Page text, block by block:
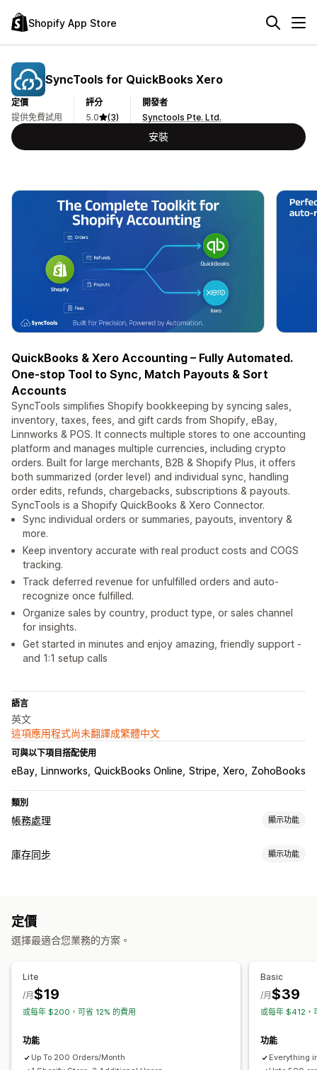
Shopify App Store
SyncTools for QuickBooks Xero
定價
提供免費試用
評分
5.0
(3)
開發者
Synctools Pte. Ltd.
安裝
QuickBooks & Xero Accounting – Fully Automated.
One-stop Tool to Sync, Match Payouts & Sort
Accounts
SyncTools simplifies Shopify bookkeeping by syncing sales,
inventory, taxes, fees, and gift cards from Shopify, eBay,
Linnworks & POS. It connects multiple stores to one accounting
platform and manages multiple currencies, including crypto
orders. Built for large merchants, B2B & Shopify Plus, it offers
both summarized (order level) and individual sync, handling
order edits, refunds, chargebacks, subscriptions & payouts.
SyncTools is a Shopify QuickBooks & Xero Connector.
Sync individual orders or summaries, payouts, inventory &
more.
Keep inventory accurate with real product costs and COGS
tracking.
Track deferred revenue for unfulfilled orders and auto-
recognize once fulfilled.
Organize sales by country, product type, or sales channel
for insights.
Get started in minutes and enjoy amazing, friendly support -
and 1:1 setup calls
語言
英文
這項應用程式尚未翻譯成繁體中文
可與以下項目搭配使用
eBay Linnworks QuickBooks Online Stripe Xero ZohoBooks
類別
帳務處理 顯示功能
財務報告
應收帳款
資料自動同步處理
即時庫存同步
庫存同步 顯示功能
多家商店
即時狀態
詳細記錄
定價
選擇最適合您業務的方案。
Lite
$19
/月
或每年 $200，可省 12% 的費用
功能
Up To 200 Orders/Month
Basic
$39
/月
或每年 $412，
功能
Everything